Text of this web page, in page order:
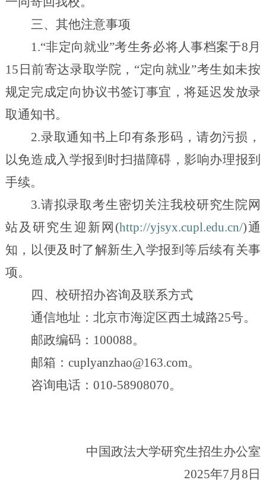
三、其他注意事项
1.“非定向就业”考生务必将人事档案于8月
15 日前寄达录取学院，“定向就业”考生如未按
规定完成定向协议书签订事宜，将延迟发放录
取通知书。
2.录取通知书上印有条形码，请勿污损，
以免造成入学报到时扫描障碍，影响办理报到
手续。
3.请拟录取考生密切关注我校研究生院网
站及研究生迎新网 (http://yjsyx.cupl.edu.cn/)通
知，以便及时了解新生入学报到等后续有关事
项。
四、校研招办咨询及联系方式
通信地址：北京市海淀区西土城路25号。
邮政编码： 100088。
邮箱： cuplyanzhao@163.com。
咨询电话： 010-58908070。
中国政法大学研究生招生办公室
2025年7月8 日